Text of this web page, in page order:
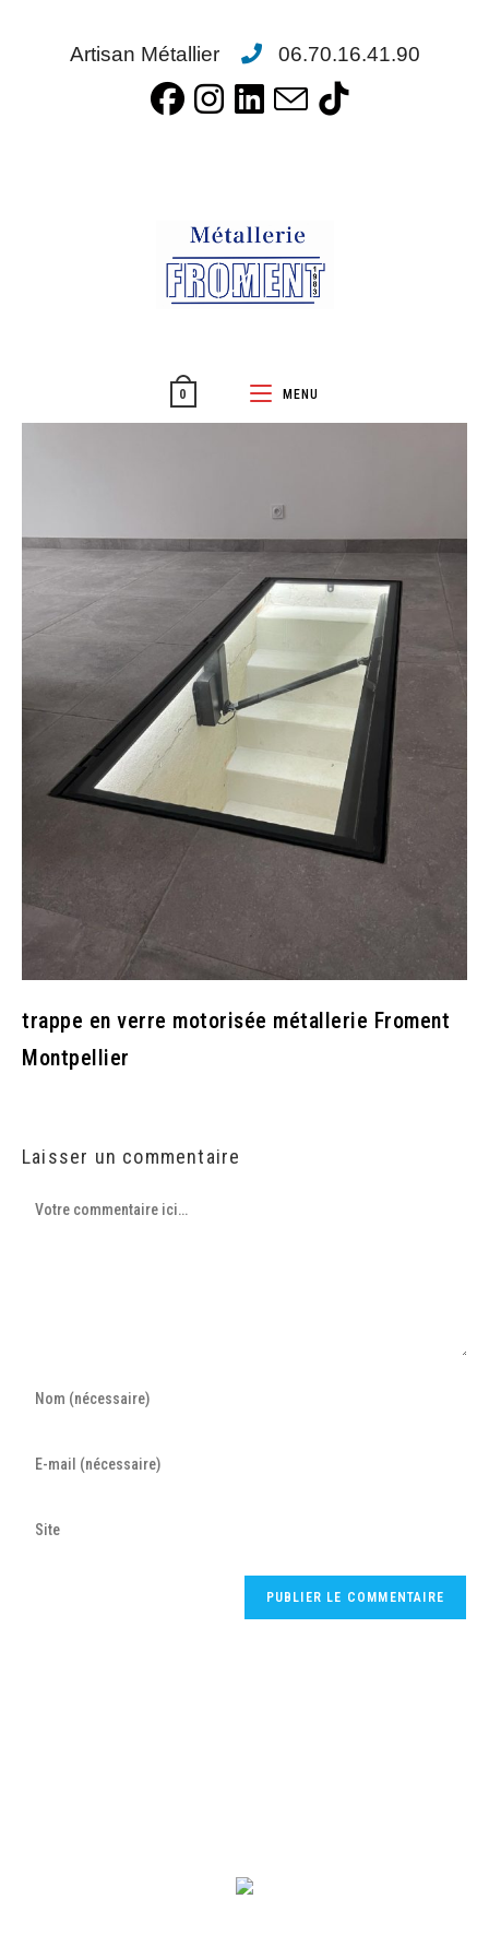
Artisan Métallier 06.70.16.41.90
0 MENU
trappe en verre motorisée métallerie Froment
Montpellier
Laisser un commentaire